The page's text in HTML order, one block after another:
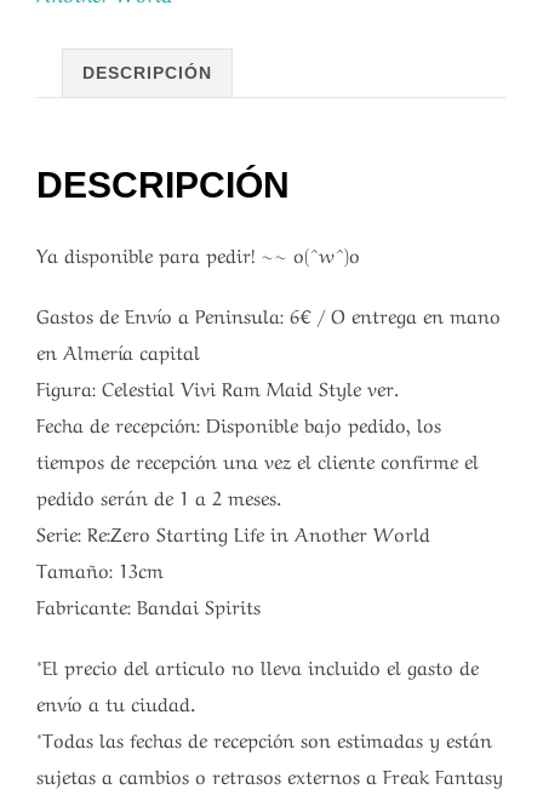
DESCRIPCIÓN
DESCRIPCIÓN
Ya disponible para pedir! ~~ o(^w^)o
Gastos de Envío a Peninsula: 6€ / O entrega en mano
en Almería capital
Figura: Celestial Vivi Ram Maid Style ver.
Fecha de recepción: Disponible bajo pedido, los
tiempos de recepción una vez el cliente confirme el
pedido serán de 1 a 2 meses.
Serie: Re:Zero Starting Life in Another World
Tamaño: 13cm
Fabricante: Bandai Spirits
*El precio del articulo no lleva incluido el gasto de
envío a tu ciudad.
*Todas las fechas de recepción son estimadas y están
sujetas a cambios o retrasos externos a Freak Fantasy